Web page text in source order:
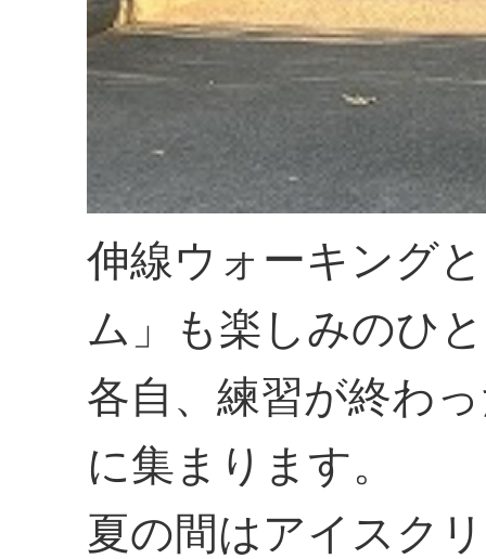
伸線ウォーキング
ム」も楽しみのひ
各自、練習が終わ
に集まります。
夏の間はアイスク